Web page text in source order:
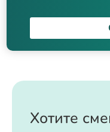
Хотите